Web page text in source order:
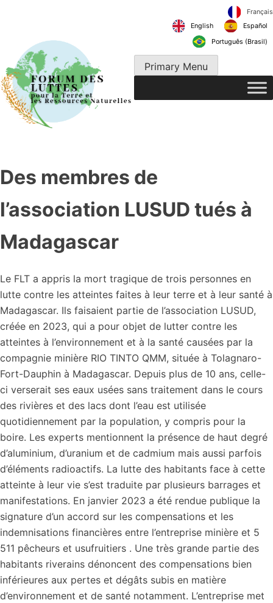
English
Português
Primary Menu
Des membres de
l’association LUSUD tués à
Madagascar
Le FLT a appris la mort tragique de trois personnes en
lutte contre les atteintes faites à leur terre et à leur santé à
Madagascar. Ils faisaient partie de l’association LUSUD,
créée en 2023, qui a pour objet de lutter contre les
atteintes à l’environnement et à la santé causées par la
compagnie minière RIO TINTO QMM, située à Tolagnaro-
Fort-Dauphin à Madagascar. Depuis plus de 10 ans, celle-
ci verserait ses eaux usées sans traitement dans le cours
des rivières et des lacs dont l’eau est utilisée
quotidiennement par la population, y compris pour la
boire. Les experts mentionnent la présence de haut degré
d’aluminium, d’uranium et de cadmium mais aussi parfois
d’éléments radioactifs. La lutte des habitants face à cette
atteinte à leur vie s’est traduite par plusieurs barrages et
manifestations. En janvier 2023 a été rendue publique la
signature d’un accord sur les compensations et les
indemnisations financières entre l’entreprise minière et 5
511 pêcheurs et usufruitiers . Une très grande partie des
habitants riverains dénoncent des compensations bien
inférieures aux pertes et dégâts subis en matière
d’environnement et de santé notamment. L’entreprise met